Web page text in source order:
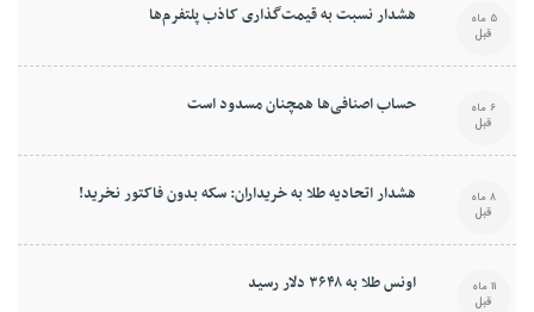
هشدار نسبت به قیمت‌گذاری کاذب پلتفرم‌ها 5 ماه
قبل
حساب اصنافی‌ها همچنان مسدود است 6 ماه
قبل
هشدار اتحادیه طلا به خریداران: سکه بدون فاکتور نخرید! 8 ماه
قبل
اونس طلا به ۳۶۴۸ دلار رسید 11 ماه
قبل